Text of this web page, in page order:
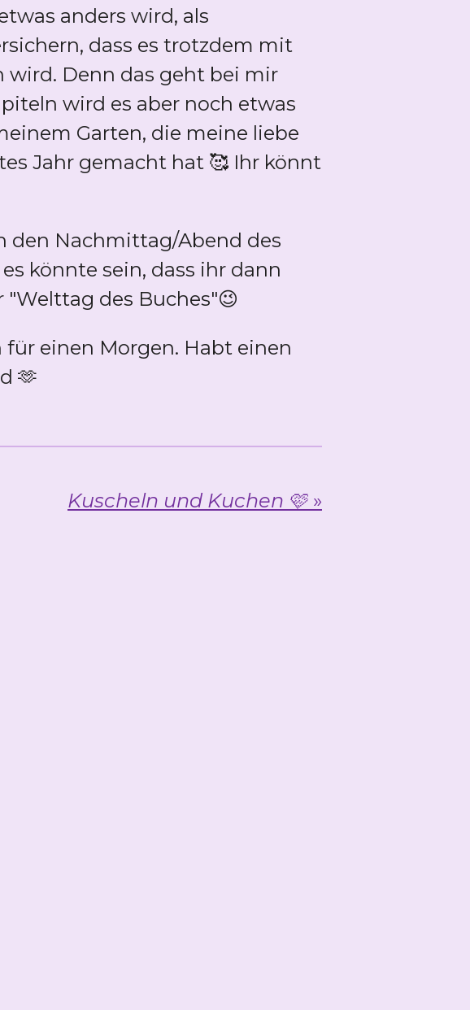
anders wird, als
dass es trotzdem mit
wird. Denn das geht bei mir
wird es aber noch etwas
Garten, die meine liebe
Jahr gemacht hat 🥰 Ihr könnt
den Nachmittag/Abend des
könnte sein, dass ihr dann
des Buches"😉
einen Morgen. Habt einen
🫶
Kuscheln und Kuchen 🩷 »